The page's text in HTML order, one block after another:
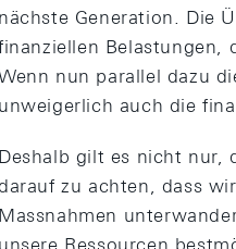
nächste Generation. Die
Belastungen,
nun parallel dazu
unweigerlich auch die
Deshalb gilt es nicht nur,
zu achten, dass
Massnahmen
unsere Ressourcen